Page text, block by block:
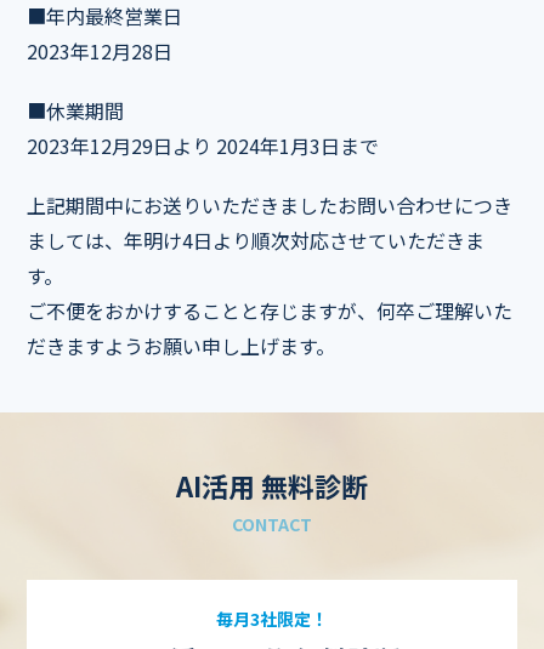
■年内最終営業日
2023年12月28日
■休業期間
2023年12月29日より 2024年1月3日まで
上記期間中にお送りいただきましたお問い合わせにつき
ましては、年明け4日より順次対応させていただきま
す。
ご不便をおかけすることと存じますが、何卒ご理解いた
だきますようお願い申し上げます。
AI活用 無料診断
CONTACT
毎月3社限定！